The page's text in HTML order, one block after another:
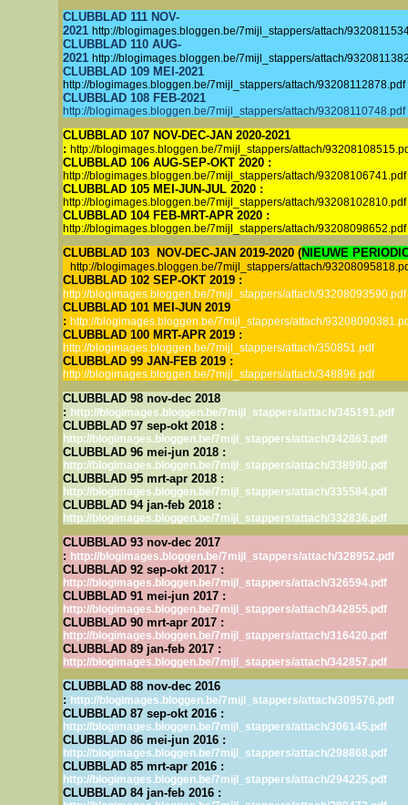
CLUBBLAD 111 NOV-
2021 http://blogimages.bloggen.be/7mijl_stappers/attach/
CLUBBLAD 110 AUG-
2021 http://blogimages.bloggen.be/7mijl_stappers/attach/
CLUBBLAD 109 MEI-2021
http://blogimages.bloggen.be/7mijl_stappers/attach/93208112878.pdf
CLUBBLAD 108 FEB-2021
http://blogimages.bloggen.be/7mijl_stappers/attach/93208110748.pdf
CLUBBLAD 107 NOV-DEC-JAN 2020-2021
: http://blogimages.bloggen.be/7mijl_stappers/attach/
CLUBBLAD 106 AUG-SEP-OKT 2020 :
http://blogimages.bloggen.be/7mijl_stappers/attach/93208106741.pdf
CLUBBLAD 105 MEI-JUN-JUL 2020 :
http://blogimages.bloggen.be/7mijl_stappers/attach/93208102810.pdf
CLUBBLAD 104 FEB-MRT-APR 2020 :
http://blogimages.bloggen.be/7mijl_stappers/attach/93208098652.pdf
CLUBBLAD 103 NOV-DEC-JAN 2019-2020 (NIEUWE
http://blogimages.bloggen.be/7mijl_stappers/attach/
CLUBBLAD 102 SEP-OKT 2019 :
http://blogimages.bloggen.be/7mijl_stappers/attach/93208093590.pdf
CLUBBLAD 101 MEI-JUN 2019
: http://blogimages.bloggen.be/7mijl_stappers/attach/
CLUBBLAD 100 MRT-APR 2019 :
http://blogimages.bloggen.be/7mijl_stappers/attach/350851.pdf
CLUBBLAD 99 JAN-FEB 2019 :
http://blogimages.bloggen.be/7mijl_stappers/attach/348896.pdf
CLUBBLAD 98 nov-dec 2018
: http://blogimages.bloggen.be/7mijl_stappers/attach/345191.pdf
CLUBBLAD 97 sep-okt 2018 :
http://blogimages.bloggen.be/7mijl_stappers/attach/342863.pdf
CLUBBLAD 96 mei-jun 2018 :
http://blogimages.bloggen.be/7mijl_stappers/attach/338990.pdf
CLUBBLAD 95 mrt-apr 2018 :
http://blogimages.bloggen.be/7mijl_stappers/attach/335584.pdf
CLUBBLAD 94 jan-feb 2018 :
http://blogimages.bloggen.be/7mijl_stappers/attach/332836.pdf
CLUBBLAD 93 nov-dec 2017
: http://blogimages.bloggen.be/7mijl_stappers/attach/328952.pdf
CLUBBLAD 92 sep-okt 2017 :
http://blogimages.bloggen.be/7mijl_stappers/attach/326594.pdf
CLUBBLAD 91 mei-jun 2017 :
http://blogimages.bloggen.be/7mijl_stappers/attach/342855.pdf
CLUBBLAD 90 mrt-apr 2017 :
http://blogimages.bloggen.be/7mijl_stappers/attach/316420.pdf
CLUBBLAD 89 jan-feb 2017 :
http://blogimages.bloggen.be/7mijl_stappers/attach/342857.pdf
CLUBBLAD 88 nov-dec 2016
: http://blogimages.bloggen.be/7mijl_stappers/attach/309576.pdf
CLUBBLAD 87 sep-okt 2016 :
http://blogimages.bloggen.be/7mijl_stappers/attach/306145.pdf
CLUBBLAD 86 mei-jun 2016 :
http://blogimages.bloggen.be/7mijl_stappers/attach/298868.pdf
CLUBBLAD 85 mrt-apr 2016 :
http://blogimages.bloggen.be/7mijl_stappers/attach/294225.pdf
CLUBBLAD 84 jan-feb 2016 :